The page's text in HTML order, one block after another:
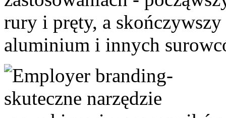
rury i pręty, a
aluminium i innych